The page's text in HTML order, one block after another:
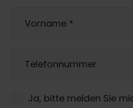
Vorname *
Telefonnummer
Ja, bitte melden Sie